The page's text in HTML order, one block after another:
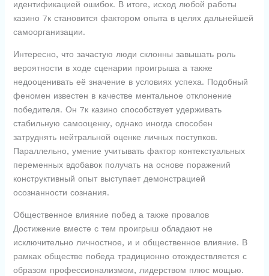
идентификацией ошибок. В итоге, исход любой работы
казино 7к становится фактором опыта в целях дальнейшей
самоорганизации.
Интересно, что зачастую люди склонны завышать роль
вероятности в ходе сценарии проигрыша а также
недооценивать её значение в условиях успеха. Подобный
феномен известен в качестве ментальное отклонение
победителя. Он 7к казино способствует удерживать
стабильную самооценку, однако иногда способен
затруднять нейтральной оценке личных поступков.
Параллельно, умение учитывать фактор контекстуальных
переменных вдобавок получать на основе поражений
конструктивный опыт выступает демонстрацией
осознанности сознания.
Общественное влияние побед а также провалов
Достижение вместе с тем проигрыш обладают не
исключительно личностное, и и общественное влияние. В
рамках обществе победа традиционно отождествляется с
образом профессионализмом, лидерством плюс мощью.